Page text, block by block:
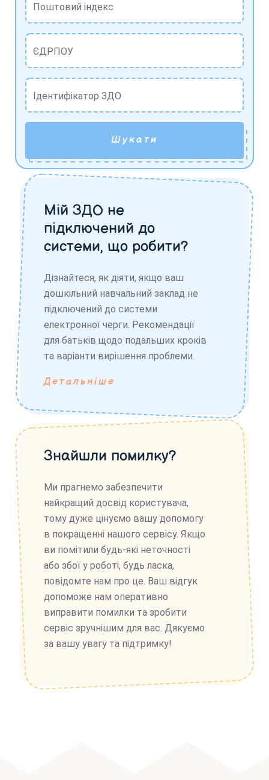
Поштовий індекс
ЄДРПОУ
Ідентифікатор ЗДО
Шукати
Мій ЗДО не
підключений до
системи, що робити?
Дізнайтеся, як діяти, якщо ваш
дошкільний навчальний заклад не
підключений до системи
електронної черги. Рекомендації
для батьків щодо подальших кроків
та варіанти вирішення проблеми.
Детальніше
Знайшли помилку?
Ми прагнемо забезпечити
найкращий досвід користувача,
тому дуже цінуємо вашу допомогу
в покращенні нашого сервісу. Якщо
ви помітили будь-які неточності
або збої у роботі, будь ласка,
повідомте нам про це. Ваш відгук
допоможе нам оперативно
виправити помилки та зробити
сервіс зручнішим для вас. Дякуємо
за вашу увагу та підтримку!